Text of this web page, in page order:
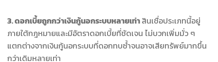
3. ดอกเบี้ยถูกกว่าเงินกู้นอกระบบหลายเท่าสินเชื่อประเภทนี้อยู่
ภายใต้กฎหมายและมีอัตราดอกเบี้ยที่ชัดเจน ไม่บวกเพิ่มมั่ว ๆ
แตกต่างจากเงินกู้นอกระบบที่ดอกทบซ้ำจนอาจเสียทรัพย์มากขึ้น
กว่าเดิมหลายเท่า